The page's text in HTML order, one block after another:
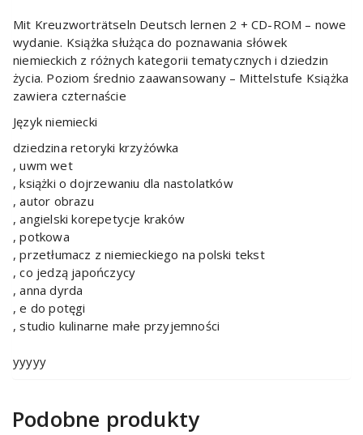
Mit Kreuzworträtseln Deutsch lernen 2 + CD-ROM – nowe
wydanie. Książka służąca do poznawania słówek
niemieckich z różnych kategorii tematycznych i dziedzin
życia. Poziom średnio zaawansowany – Mittelstufe Książka
zawiera czternaście
Język niemiecki
dziedzina retoryki krzyżówka
, uwm wet
, książki o dojrzewaniu dla nastolatków
, autor obrazu
, angielski korepetycje kraków
, potkowa
, przetłumacz z niemieckiego na polski tekst
, co jedzą japończycy
, anna dyrda
, e do potęgi
, studio kulinarne małe przyjemności
yyyyy
Podobne produkty